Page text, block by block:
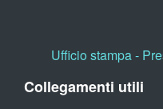
Ufficio stampa -
Collegamenti utili